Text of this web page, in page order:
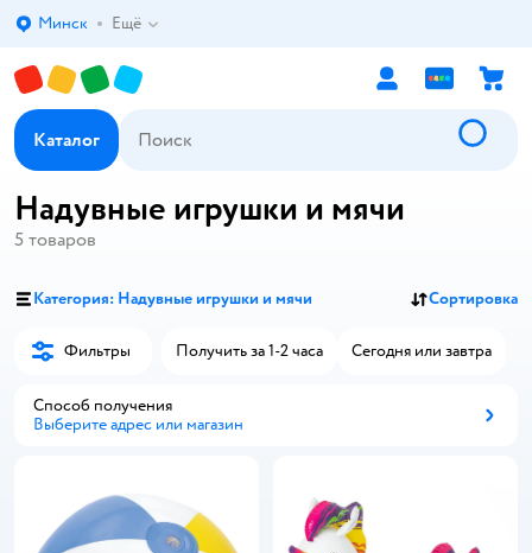
Выбор адреса доставки.
Минск Ещё
Каталог
Надувные игрушки и мячи
5 товаров
Категория: Надувные игрушки и мячи Сортировка
Фильтры Получить за 1-2 часа Сегодня или завтра
Способ получения
Выберите адрес или магазин